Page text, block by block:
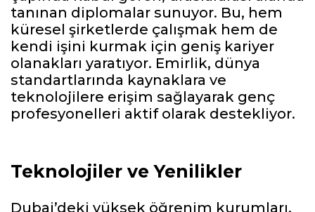
tanınan diplomalar sunuyor. Bu, hem
küresel şirketlerde çalışmak hem de
kendi işini kurmak için geniş kariyer
olanakları yaratıyor. Emirlik, dünya
standartlarında kaynaklara ve
teknolojilere erişim sağlayarak genç
profesyonelleri aktif olarak destekliyor.
Teknolojiler ve Yenilikler
Dubai’deki yüksek öğrenim kurumları,